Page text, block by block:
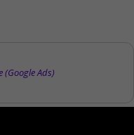
(Google Ads)